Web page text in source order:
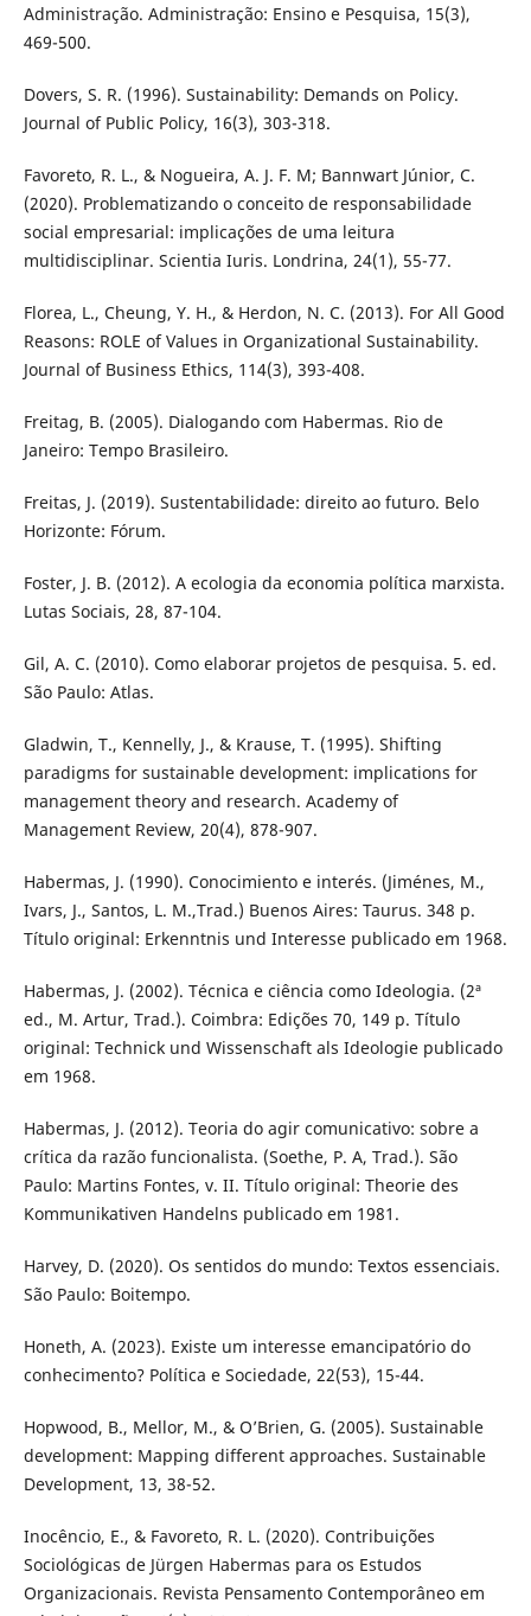
Administração. Administração: Ensino e Pesquisa, 15(3),
469-500.
Dovers, S. R. (1996). Sustainability: Demands on Policy.
Journal of Public Policy, 16(3), 303-318.
Favoreto, R. L., & Nogueira, A. J. F. M; Bannwart Júnior, C.
(2020). Problematizando o conceito de responsabilidade
social empresarial: implicações de uma leitura
multidisciplinar. Scientia Iuris. Londrina, 24(1), 55-77.
Florea, L., Cheung, Y. H., & Herdon, N. C. (2013). For All Good
Reasons: ROLE of Values in Organizational Sustainability.
Journal of Business Ethics, 114(3), 393-408.
Freitag, B. (2005). Dialogando com Habermas. Rio de
Janeiro: Tempo Brasileiro.
Freitas, J. (2019). Sustentabilidade: direito ao futuro. Belo
Horizonte: Fórum.
Foster, J. B. (2012). A ecologia da economia política marxista.
Lutas Sociais, 28, 87-104.
Gil, A. C. (2010). Como elaborar projetos de pesquisa. 5. ed.
São Paulo: Atlas.
Gladwin, T., Kennelly, J., & Krause, T. (1995). Shifting
paradigms for sustainable development: implications for
management theory and research. Academy of
Management Review, 20(4), 878-907.
Habermas, J. (1990). Conocimiento e interés. (Jiménes, M.,
Ivars, J., Santos, L. M.,Trad.) Buenos Aires: Taurus. 348 p.
Título original: Erkenntnis und Interesse publicado em 1968.
Habermas, J. (2002). Técnica e ciência como Ideologia. (2ª
ed., M. Artur, Trad.). Coimbra: Edições 70, 149 p. Título
original: Technick und Wissenschaft als Ideologie publicado
em 1968.
Habermas, J. (2012). Teoria do agir comunicativo: sobre a
crítica da razão funcionalista. (Soethe, P. A, Trad.). São
Paulo: Martins Fontes, v. II. Título original: Theorie des
Kommunikativen Handelns publicado em 1981.
Harvey, D. (2020). Os sentidos do mundo: Textos essenciais.
São Paulo: Boitempo.
Honeth, A. (2023). Existe um interesse emancipatório do
conhecimento? Política e Sociedade, 22(53), 15-44.
Hopwood, B., Mellor, M., & O’Brien, G. (2005). Sustainable
development: Mapping different approaches. Sustainable
Development, 13, 38-52.
Inocêncio, E., & Favoreto, R. L. (2020). Contribuições
Sociológicas de Jürgen Habermas para os Estudos
Organizacionais. Revista Pensamento Contemporâneo em